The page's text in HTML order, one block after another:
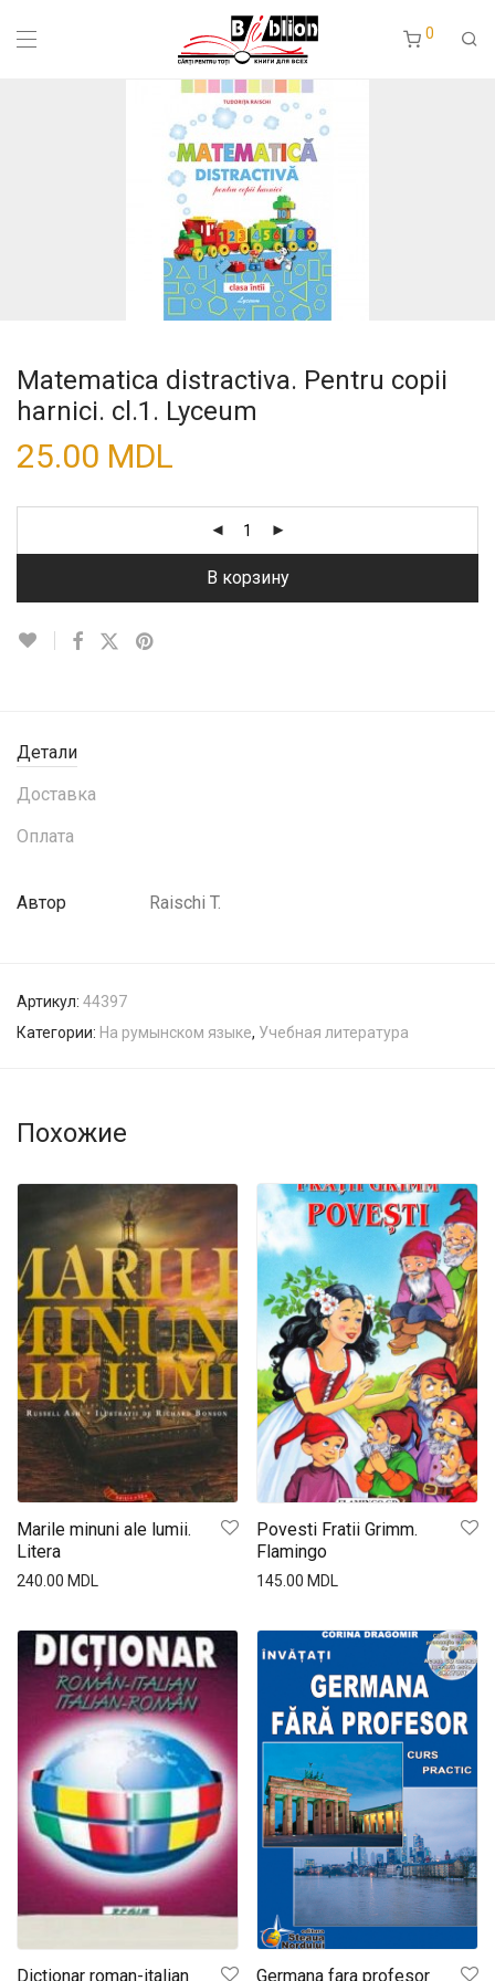
0
Matematica distractiva. Pentru copii
harnici. cl.1. Lyceum
25.00 MDL
В корзину
Детали
Доставка
Оплата
Автор Raischi T.
Артикул: 44397
Категории: На румынском языке, Учебная литература
Похожие
Marile minuni ale lumii.
Litera
240.00 MDL
Povesti Fratii Grimm.
Flamingo
145.00 MDL
Dictionar roman-italian Germana fara profesor